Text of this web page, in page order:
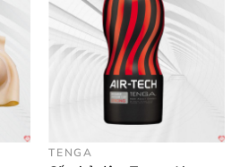
TENGA